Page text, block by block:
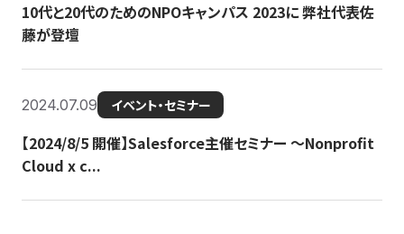
10代と20代のためのNPOキャンパス 2023に 弊社代表佐
藤が登壇
2024.07.09 イベント・セミナー
【2024/8/5 開催】Salesforce主催セミナー 〜Nonprofit
Cloud x c...